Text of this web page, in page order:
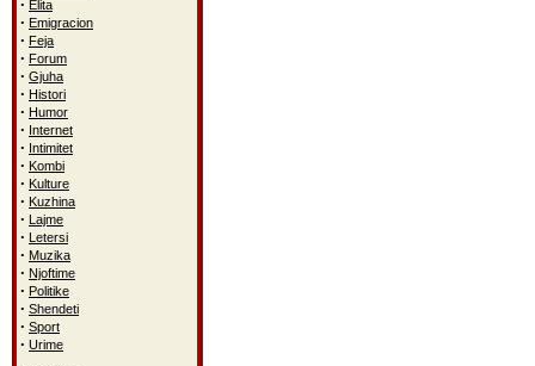
· Elita
· Emigracion
· Feja
· Forum
· Gjuha
· Histori
· Humor
· Internet
· Intimitet
· Kombi
· Kulture
· Kuzhina
· Lajme
· Letersi
· Muzika
· Njoftime
· Politike
· Shendeti
· Sport
· Urime